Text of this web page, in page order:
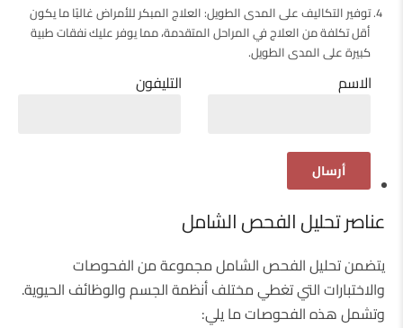
توفير التكاليف على المدى الطويل: العلاج المبكر للأمراض غالبًا ما يكون
أقل تكلفة من العلاج في المراحل المتقدمة، مما يوفر عليك نفقات طبية
كبيرة على المدى الطويل.
الاسم التليفون
عناصر تحليل الفحص الشامل
يتضمن تحليل الفحص الشامل مجموعة من الفحوصات
والاختبارات التي تغطي مختلف أنظمة الجسم والوظائف الحيوية.
وتشمل هذه الفحوصات ما يلي: